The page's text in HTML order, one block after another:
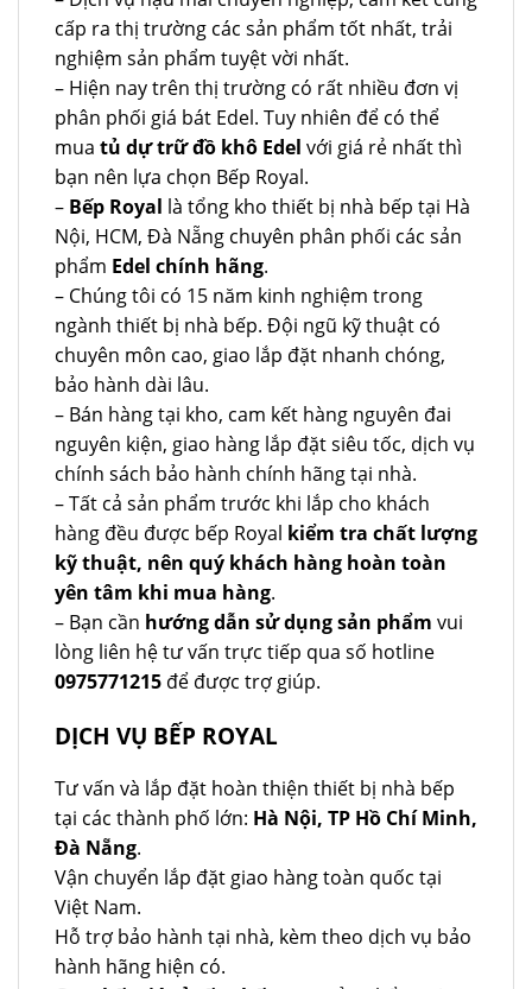
cấp ra thị trường các sản phẩm tốt nhất, trải
nghiệm sản phẩm tuyệt vời nhất.
– Hiện nay trên thị trường có rất nhiều đơn vị
phân phối giá bát Edel. Tuy nhiên để có thể
mua tủ dự trữ đồ khô Edel với giá rẻ nhất thì
bạn nên lựa chọn Bếp Royal.
– Bếp Royal là tổng kho thiết bị nhà bếp tại Hà
Nội, HCM, Đà Nẵng chuyên phân phối các sản
phẩm Edel chính hãng.
– Chúng tôi có 15 năm kinh nghiệm trong
ngành thiết bị nhà bếp. Đội ngũ kỹ thuật có
chuyên môn cao, giao lắp đặt nhanh chóng,
bảo hành dài lâu.
– Bán hàng tại kho, cam kết hàng nguyên đai
nguyên kiện, giao hàng lắp đặt siêu tốc, dịch vụ
chính sách bảo hành chính hãng tại nhà.
– Tất cả sản phẩm trước khi lắp cho khách
hàng đều được bếp Royal kiểm tra chất lượng
kỹ thuật, nên quý khách hàng hoàn toàn
yên tâm khi mua hàng.
– Bạn cần hướng dẫn sử dụng sản phẩm vui
lòng liên hệ tư vấn trực tiếp qua số hotline
0975771215 để được trợ giúp.
DỊCH VỤ BẾP ROYAL
Tư vấn và lắp đặt hoàn thiện thiết bị nhà bếp
tại các thành phố lớn: Hà Nội, TP Hồ Chí Minh,
Đà Nẵng.
Vận chuyển lắp đặt giao hàng toàn quốc tại
Việt Nam.
Hỗ trợ bảo hành tại nhà, kèm theo dịch vụ bảo
hành hãng hiện có.